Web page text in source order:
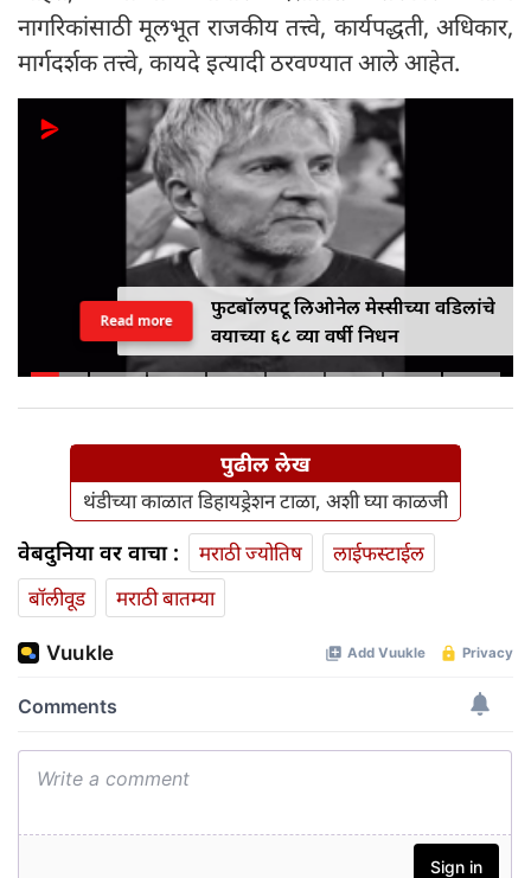
नागरिकांसाठी मूलभूत राजकीय तत्त्वे, कार्यपद्धती, अधिकार,
मार्गदर्शक तत्त्वे, कायदे इत्यादी ठरवण्यात आले आहेत.
फुटबॉलपटू लिओनेल मेस्सीच्या वडिलांचे
वयाच्या ६८ व्या वर्षी निधन
Read more
पुढील लेख
थंडीच्या काळात डिहायड्रेशन टाळा, अशी घ्या काळजी
वेबदुनिया वर वाचा : मराठी ज्योतिष
लाईफस्टाईल
बॉलीवूड
मराठी बातम्या